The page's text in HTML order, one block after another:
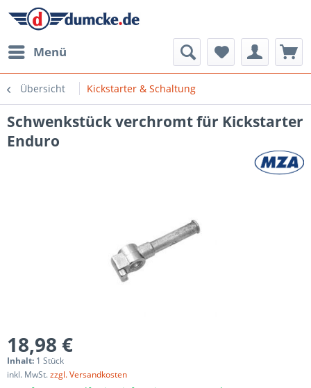
Menü
Übersicht Kickstarter & Schaltung
Schwenkstück verchromt für Kickstarter
Enduro
18,98 €
Inhalt: 1 Stück
inkl. MwSt.zzgl. Versandkosten